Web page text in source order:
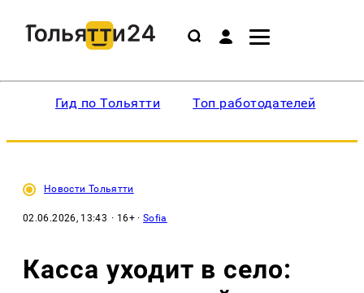
Гид по Тольятти Топ работодателей
Новости Тольятти
02.06.2026, 13:43 · 16+ ·Sofia
Касса уходит в село: